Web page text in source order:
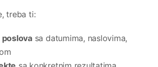
treba ti:
sa datumima, naslovima,